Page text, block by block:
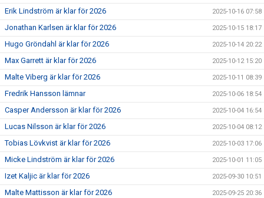
Erik Lindström är klar för 2026 2025-10-16 07:58
Jonathan Karlsen är klar för 2026 2025-10-15 18:17
Hugo Gröndahl är klar för 2026 2025-10-14 20:22
Max Garrett är klar för 2026 2025-10-12 15:20
Malte Viberg är klar för 2026 2025-10-11 08:39
Fredrik Hansson lämnar 2025-10-06 18:54
Casper Andersson är klar för 2026 2025-10-04 16:54
Lucas Nilsson är klar för 2026 2025-10-04 08:12
Tobias Lövkvist är klar för 2026 2025-10-03 17:06
Micke Lindström är klar för 2026 2025-10-01 11:05
Izet Kaljic är klar för 2026 2025-09-30 10:51
Malte Mattisson är klar för 2026 2025-09-25 20:36